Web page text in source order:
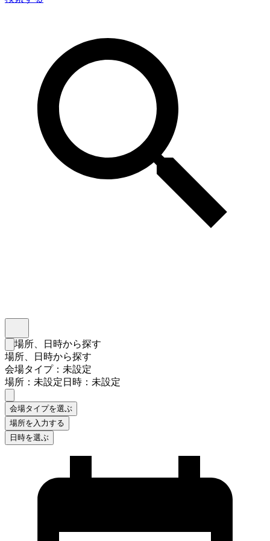
検索フォームを閉じる
場所、日時から探す
場所、日時から探す
会場タイプ：未設定
場所：未設定日時：未設定
会場タイプを選ぶ
場所を入力する
日時を選ぶ